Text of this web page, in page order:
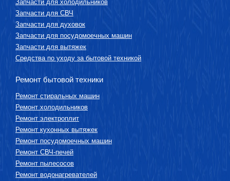
Запчасти для холодильников
Запчасти для СВЧ
Запчасти для духовок
Запчасти для посудомоечных машин
Запчасти для вытяжек
Средства по уходу за бытовой техникой
Ремонт бытовой техники
Ремонт стиральных машин
Ремонт холодильников
Ремонт электроплит
Ремонт кухонных вытяжек
Ремонт посудомоечных машин
Ремонт СВЧ-печей
Ремонт пылесосов
Ремонт водонагревателей